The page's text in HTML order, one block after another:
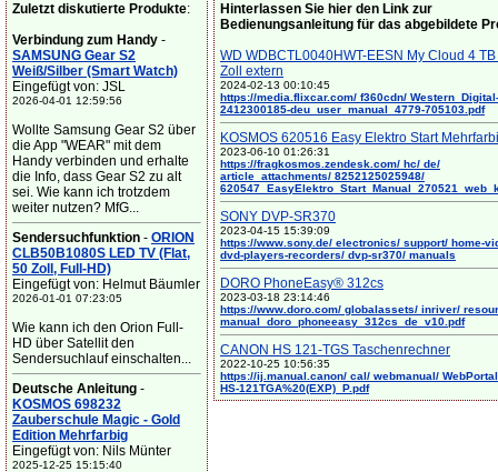
Zuletzt diskutierte Produkte:
Verbindung zum Handy -
SAMSUNG Gear S2
Weiß/Silber (Smart Watch)
Eingefügt von: JSL
2026-04-01 12:59:56
Wollte Samsung Gear S2 über
die App "WEAR" mit dem
Handy verbinden und erhalte
die Info, dass Gear S2 zu alt
sei. Wie kann ich trotzdem
weiter nutzen? MfG...
Sendersuchfunktion - ORION
CLB50B1080S LED TV (Flat,
50 Zoll, Full-HD)
Eingefügt von: Helmut Bäumler
2026-01-01 07:23:05
Wie kann ich den Orion Full-
HD über Satellit den
Sendersuchlauf einschalten...
Deutsche Anleitung -
KOSMOS 698232
Zauberschule Magic - Gold
Edition Mehrfarbig
Eingefügt von: Nils Münter
2025-12-25 15:15:40
Hinterlassen Sie hier den Link zur
Bedienungsanleitung für das abgebildete
WD WDBCTL0040HWT-EESN My Cloud 4
Zoll extern
2024-02-13 00:10:45
https://media.flixcar.com/ f360cdn/ Western_Digital-
2412300185-deu_user_manual_4779-705103.pdf
KOSMOS 620516 Easy Elektro Start
2023-06-10 01:26:31
https://fragkosmos.zendesk.com/ hc/ de/
article_attachments/ 8252125025948/
SONY DVP-SR370
2023-04-15 15:39:09
https://www.sony.de/ electronics/ support/ home-
dvd-players-recorders/ dvp-sr370/ manuals
DORO PhoneEasy® 312cs
2023-03-18 23:14:46
https://www.doro.com/ globalassets/ inriver/
manual_doro_phoneeasy_312cs_de_v10.pdf
CANON HS 121-TGS Taschenrechner
2022-10-25 10:56:35
https://ij.manual.canon/ cal/ webmanual/
HS-121TGA%20(EXP)_P.pdf